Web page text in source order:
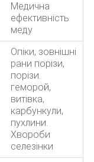
Медична
ефективність
меду
Опіки, зовнішні
рани порізи,
порізи.
геморой,
витівка,
карбункули,
пухлини.
Хвороби
селезінки